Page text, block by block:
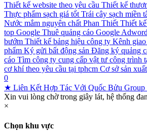
Thiết kế website theo yêu cầu Thiết kế
Thực phẩm sạch giá tốt Trái cây sạch miền
Nước mắm nguyên chất Phan Thiết Thiết
top Google Thuê quảng cáo Google
bướm Thiết kế bảng hiệu công ty Kênh
phẩm Ký gửi bất động sản Đăng ký quảng
cáo Tìm công ty cung cấp vật tư công trình
cơ khí theo yêu cầu tại tphcm Cơ sở sản
0
★ Liên Kết Hợp Tác Với Quốc Bửu
Xin vui lòng chờ trong giây lát, hệ thống
×
Chọn khu vực